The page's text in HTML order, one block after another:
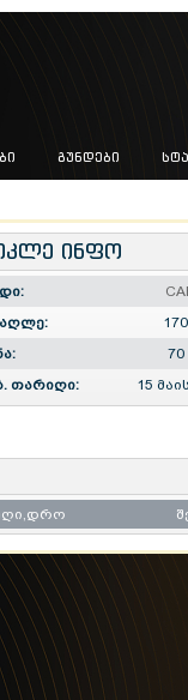
ᲒᲣᲜᲓᲔᲑᲘ
ინფო
70
თარიღი:
15